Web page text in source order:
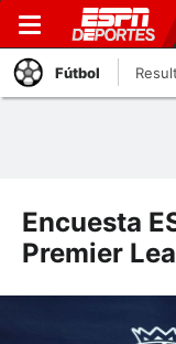
Fútbol
Encuesta
Premier